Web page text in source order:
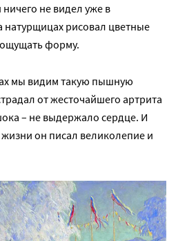
не видел уже в
натурщицах рисовал цветные
форму.
мы видим такую пышную
от жесточайшего артрита
– не выдержало сердце. И
он писал великолепие и